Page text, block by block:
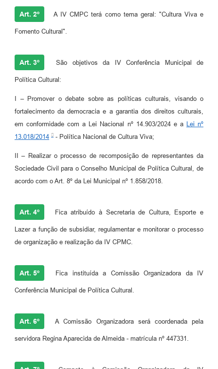
Art. 2º A IV CMPC terá como tema geral: "Cultura Viva e
Fomento Cultural".
Art. 3º São objetivos da IV Conferência Municipal de
Política Cultural:
I – Promover o debate sobre as políticas culturais, visando o
fortalecimento da democracia e a garantia dos direitos culturais,
em conformidade com a Lei Nacional nº 14.903/2024 e a
Lei nº
13.018/2014
- Política Nacional de Cultura Viva;
II – Realizar o processo de recomposição de representantes da
Sociedade Civil para o Conselho Municipal de Política Cultural, de
acordo com o Art. 8º da Lei Municipal nº 1.858/2018.
Art. 4º Fica atribuído à Secretaria de Cultura, Esporte e
Lazer a função de subsidiar, regulamentar e monitorar o processo
de organização e realização da IV CPMC.
Art. 5º Fica instituída a Comissão Organizadora da IV
Conferência Municipal de Política Cultural.
Art. 6º A Comissão Organizadora será coordenada pela
servidora Regina Aparecida de Almeida - matrícula nº 447331.